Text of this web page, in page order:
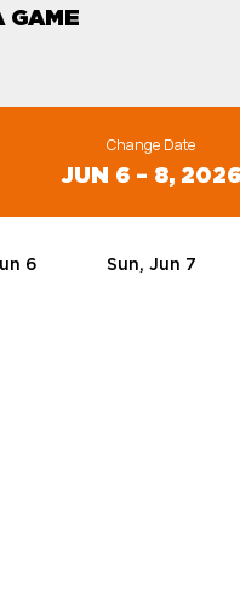
GAME
Change Date
JUN 6 – 8, 2026
6 Sun, Jun 7